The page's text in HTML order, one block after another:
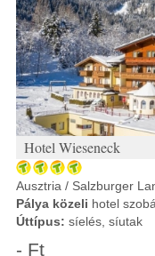
Hotel Wieseneck
Ausztria / Salzburger
Pálya közeli hotel
Úttípus: síelés, síutak
- Ft